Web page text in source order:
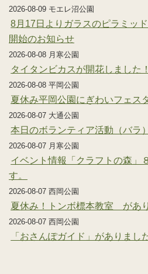
2026-08-09 モエレ沼公園
8月17日よりガラスのピラミッ
開始のお知らせ
2026-08-08 月寒公園
タイタンビカスが開花しました！
2026-08-08 平岡公園
夏休み平岡公園にぎわいフェス
2026-08-07 大通公園
本日のボランティア活動（バラ）
2026-08-07 月寒公園
イベント情報「クラフトの森」
す。
2026-08-07 西岡公園
夏休み！トンボ標本教室 があ
2026-08-07 西岡公園
「おさんぽガイド」がありまし